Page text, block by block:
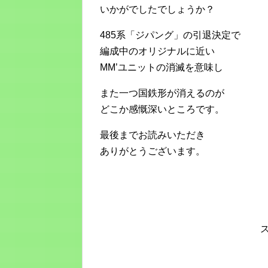
いかがでしたでしょうか？
485系「ジパング」の引退決定で
編成中のオリジナルに近い
MM’ユニットの消滅を意味し
また一つ国鉄形が消えるのが
どこか感慨深いところです。
最後までお読みいただき
ありがとうございます。